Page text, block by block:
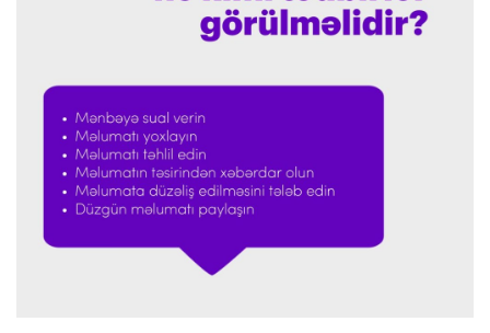
23:59 06.08.2026
"Prezident səlahiyyətlərindən sui-istifadə edib"
Formula-1 23:51 06.08.2026
"Antonelli çox etibarlı pilota çevrilib"
Formula-1 23:44 06.08.2026
"Antonelli mövsümün ən yaxşı pilotlarından